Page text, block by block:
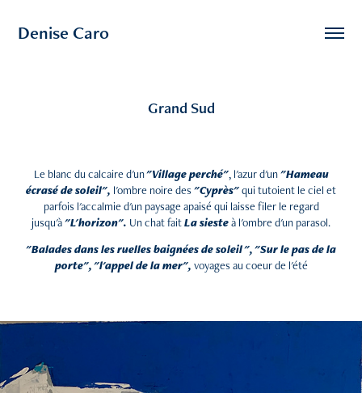
Denise Caro
Grand Sud
Le blanc du calcaire d'un"Village perché", l'azur d'un"Hameau
écrasé de soleil", l'ombre noire des "Cyprès"qui tutoient le ciel et
parfois l'accalmie d'un paysage apaisé qui laisse filer le regard
jusqu'à"L'horizon". Un chat faitLa siesteà l'ombre d'un parasol.
"Balades dans les ruelles baignées de soleil ", "Sur le pas de la
porte", "l'appel de la mer", voyages au coeur de l'été